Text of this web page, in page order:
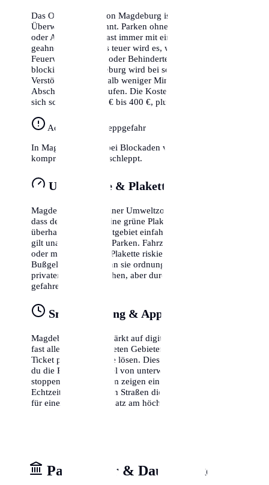
Das Ordnungsamt von Magdeburg ist für seine strikte
Überwachung bekannt. Parken ohne gültigen Schein
oder Ausweis wird fast immer mit einem Knöllchen
geahndet. Besonders teuer wird es, wenn du Radwege,
Feuerwehrzufahrten oder Behindertenparkplätze
blockierst. In Magdeburg wird bei solchen schweren
Verstößen oft innerhalb weniger Minuten der
Abschleppdienst gerufen. Die Kosten hierfür belaufen
sich schnell auf 250 € bis 400 €, plus das Bußgeld.
Achtung Abschleppgefahr
In Magdeburg wird bei Blockaden von Rettungswegen
kompromisslos abgeschleppt.
Umweltzone & Plakette
Magdeburg liegt in einer Umweltzone. Das bedeutet,
dass dein Fahrzeug eine grüne Plakette benötigt, um
überhaupt in das Stadtgebiet einfahren zu dürfen. Dies
gilt unabhängig vom Parken. Fahrzeuge ohne Plakette
oder mit gelber/roter Plakette riskieren hohe
Bußgelder, selbst wenn sie ordnungsgemäß auf einem
privaten Parkplatz stehen, aber durch die Zone
gefahren sind.
Smart Parking & Apps
Magdeburg setzt verstärkt auf digitale Lösungen. In
fast allen bewirtschafteten Gebieten kannst du dein
Ticket per Smartphone lösen. Dies hat den Vorteil, dass
du die Parkzeit flexibel von unterwegs verlängern oder
stoppen kannst. Zudem zeigen einige Apps bereits in
Echtzeit an, in welchen Straßen die Wahrscheinlichkeit
für einen freien Parkplatz am höchsten ist.
Parkhäuser & Dauerparken